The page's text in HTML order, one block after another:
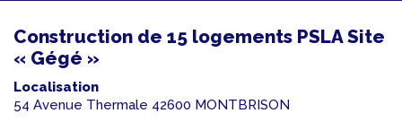
Construction de 15 logements PSLA Site
« Gégé »
Localisation
54 Avenue Thermale 42600 MONTBRISON